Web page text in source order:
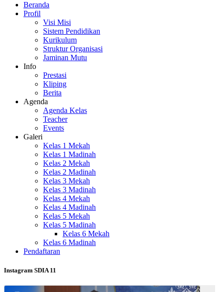
Beranda
Profil
Visi Misi
Sistem Pendidikan
Kurikulum
Struktur Organisasi
Jaminan Mutu
Info
Prestasi
Kliping
Berita
Agenda
Agenda Kelas
Teacher
Events
Galeri
Kelas 1 Mekah
Kelas 1 Madinah
Kelas 2 Mekah
Kelas 2 Madinah
Kelas 3 Mekah
Kelas 3 Madinah
Kelas 4 Mekah
Kelas 4 Madinah
Kelas 5 Mekah
Kelas 5 Madinah
Kelas 6 Mekah
Kelas 6 Madinah
Pendaftaran
Instagram SDIA 11